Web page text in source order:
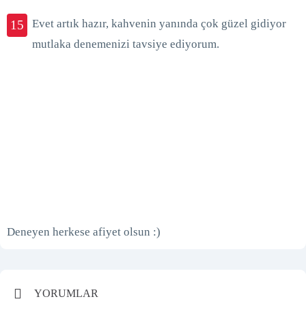
15
Evet artık hazır, kahvenin yanında çok güzel gidiyor
mutlaka denemenizi tavsiye ediyorum.
Deneyen herkese afiyet olsun :)
YORUMLAR